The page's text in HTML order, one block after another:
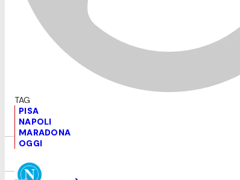
PISA
NAPOLI
MARADONA
OGGI